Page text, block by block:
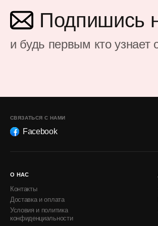
Подпишись
и будь первым кто узнает
СВЯЗАТЬСЯ С НАМИ
Facebook
О НАС
Контакты
Доставка и оплата
Условия и политика
конфиденциальности